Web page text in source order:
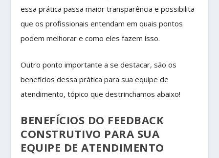
essa prática passa maior transparência e possibilita
que os profissionais entendam em quais pontos
podem melhorar e como eles fazem isso.
Outro ponto importante a se destacar, são os
benefícios dessa prática para sua equipe de
atendimento, tópico que destrinchamos abaixo!
BENEFÍCIOS DO FEEDBACK
CONSTRUTIVO PARA SUA
EQUIPE DE ATENDIMENTO